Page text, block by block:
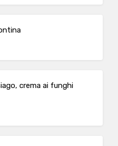
crema ai funghi